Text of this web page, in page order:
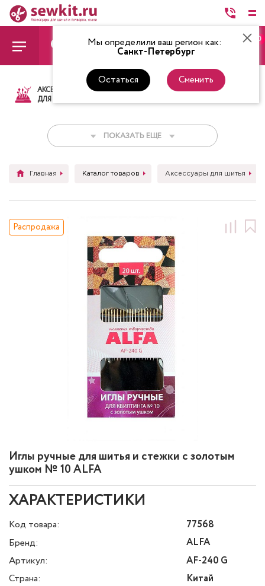
Мы определили ваш регион как:
Санкт-Петербург
Остаться Сменить
0
АКСЕССУАРЫ
ДЛЯ ШИТЬЯ
ТКАНИ НИТКИ
ПОКАЗАТЬ ЕЩЕ
Главная Каталог товаров Аксессуары для шитья
Иглы ручные для шитья и стежки с золотым
ушком № 10 ALFA
Распродажа
ХАРАКТЕРИСТИКИ
Код товара:
77568
Бренд:
ALFA
Артикул:
AF-240 G
Страна:
Китай